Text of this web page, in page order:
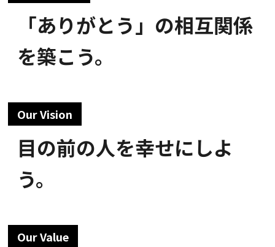
「ありがとう」の相互関係
を築こう。
Our Vision
目の前の人を幸せにしよ
う。
Our Value